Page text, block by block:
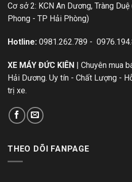
Cơ sở 2: KCN An Dương, Tràng
Phong - TP Hải Phòng)
Hotline: 0981.262.789 -
XE MÁY ĐỨC KIÊN | Chuyên mua
Hải Dương. Uy tín - Chất Lượng -
trị xe.
THEO DÕI FANPAGE